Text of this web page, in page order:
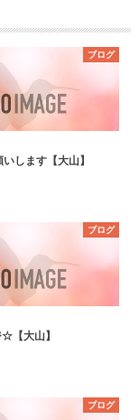
ブログ
します【大山】
ブログ
【大山】
ブログ